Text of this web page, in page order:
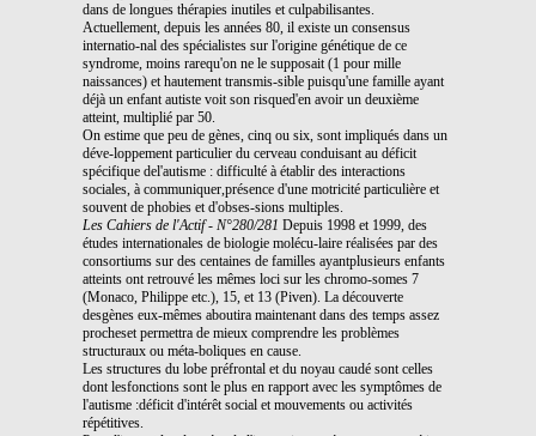
dans de longues thérapies inutiles et culpabilisantes.
Actuellement, depuis les années 80, il existe un consensus
internatio-nal des spécialistes sur l'origine génétique de ce
syndrome, moins rarequ'on ne le supposait (1 pour mille
naissances) et hautement transmis-sible puisqu'une famille ayant
déjà un enfant autiste voit son risqued'en avoir un deuxième
atteint, multiplié par 50.
On estime que peu de gènes, cinq ou six, sont impliqués dans un
déve-loppement particulier du cerveau conduisant au déficit
spécifique del'autisme : difficulté à établir des interactions
sociales, à communiquer,présence d'une motricité particulière et
souvent de phobies et d'obses-sions multiples.
Les Cahiers de l'Actif - N°280/281 Depuis 1998 et 1999, des
études internationales de biologie molécu-laire réalisées par des
consortiums sur des centaines de familles ayantplusieurs enfants
atteints ont retrouvé les mêmes loci sur les chromo-somes 7
(Monaco, Philippe etc.), 15, et 13 (Piven). La découverte
desgènes eux-mêmes aboutira maintenant dans des temps assez
procheset permettra de mieux comprendre les problèmes
structuraux ou méta-boliques en cause.
Les structures du lobe préfrontal et du noyau caudé sont celles
dont lesfonctions sont le plus en rapport avec les symptômes de
l'autisme :déficit d'intérêt social et mouvements ou activités
répétitives.